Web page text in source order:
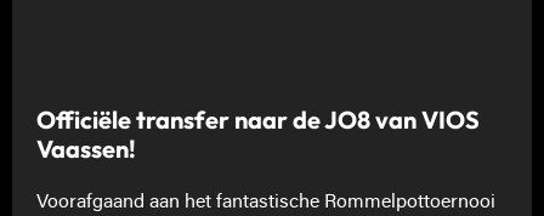
Officiële transfer naar de JO8 van VIOS
Vaassen!
Voorafgaand aan het fantastische Rommelpottoernooi